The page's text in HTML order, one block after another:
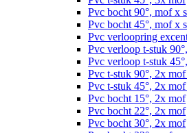
Pvc bocht 90°, mof x
Pvc bocht 45°, mof x
Pvc verloopring
Pvc verloop t-stuk
Pvc verloop t-stuk
Pvc t-stuk 90°, 2x
Pvc t-stuk 45°, 2x
Pvc bocht 15°, 2x mof
Pvc bocht 22°, 2x mof
Pvc bocht 30°, 2x mof